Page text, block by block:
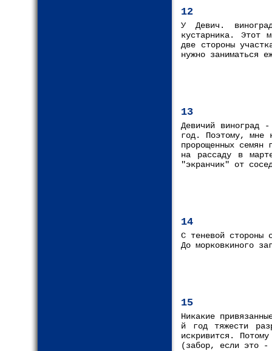
12
У Девич.
кустарника. Этот
две стороны
нужно заниматься
13
Девичий виноград
год. Поэтому, мне
пророщенных
на рассаду в
"экранчик" от
14
С теневой стороны
До морковкиного
15
Никакие
й год тяжести
искривится.
(забор, если это -